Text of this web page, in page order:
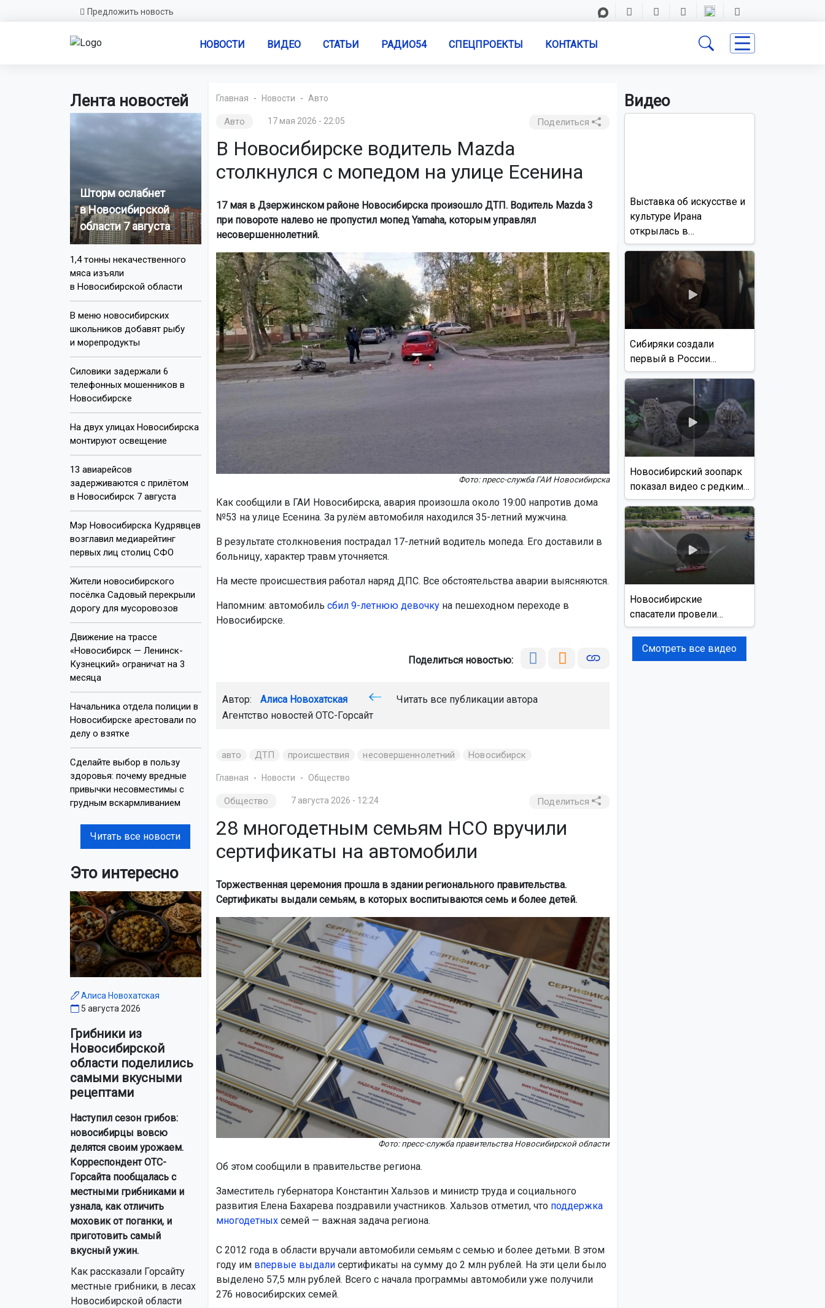
Предложить новость
НОВОСТИ ВИДЕО СТАТЬИ РАДИО54 СПЕЦПРОЕКТЫ КОНТАКТЫ
Лента новостей
Шторм ослабнет
в Новосибирской
области 7 августа
1,4 тонны некачественного
мяса изъяли
в Новосибирской области
В меню новосибирских
школьников добавят рыбу
и морепродукты
Силовики задержали 6
телефонных мошенников в
Новосибирске
На двух улицах Новосибирска
монтируют освещение
13 авиарейсов
задерживаются с прилётом
в Новосибирск 7 августа
Мэр Новосибирска Кудрявцев
возглавил медиарейтинг
первых лиц столиц СФО
Жители новосибирского
посёлка Садовый перекрыли
дорогу для мусоровозов
Движение на трассе
«Новосибирск — Ленинск-
Кузнецкий» ограничат на 3
месяца
Начальника отдела полиции в
Новосибирске арестовали по
делу о взятке
Сделайте выбор в пользу
здоровья: почему вредные
привычки несовместимы с
грудным вскармливанием
Читать все новости
Это интересно
Алиса Новохатская
5 августа 2026
Грибники из
Новосибирской
области поделились
самыми вкусными
рецептами
Наступил сезон грибов:
новосибирцы вовсю
делятся своим урожаем.
Корреспондент ОТС-
Горсайта пообщалась с
местными грибниками и
узнала, как отличить
моховик от поганки, и
приготовить самый
вкусный ужин.
Как рассказали Горсайту
местные грибники, в лесах
Новосибирской области
Главная Новости Авто
Авто 17 мая 2026 - 22:05 Поделиться
В Новосибирске водитель Mazda
столкнулся с мопедом на улице Есенина
17 мая в Дзержинском районе Новосибирска произошло ДТП. Водитель Mazda 3
при повороте налево не пропустил мопед Yamaha, которым управлял
несовершеннолетний.
Фото: пресс-служба ГАИ Новосибирска
Как сообщили в ГАИ Новосибирска, авария произошла около 19:00 напротив дома
№53 на улице Есенина. За рулём автомобиля находился 35-летний мужчина.
В результате столкновения пострадал 17-летний водитель мопеда. Его доставили в
больницу, характер травм уточняется.
На месте происшествия работал наряд ДПС. Все обстоятельства аварии выясняются.
Напомним: автомобиль сбил 9-летнюю девочкуна пешеходном переходе в
Новосибирске.
Поделиться новостью:
Автор: Алиса Новохатская
Читать все публикации автора
Агентство новостей ОТС-Горсайт
авто ДТП происшествия несовершеннолетний Новосибирск
Главная Новости Общество
Общество 7 августа 2026 - 12:24 Поделиться
28 многодетным семьям НСО вручили
сертификаты на автомобили
Торжественная церемония прошла в здании регионального правительства.
Сертификаты выдали семьям, в которых воспитываются семь и более детей.
Фото: пресс-служба правительства Новосибирской области
Об этом сообщили в правительстве региона.
Заместитель губернатора Константин Хальзов и министр труда и социального
развития Елена Бахарева поздравили участников. Хальзов отметил, что поддержка
многодетныхсемей — важная задача региона.
С 2012 года в области вручали автомобили семьям с семью и более детьми. В этом
году им впервые выдалисертификаты на сумму до 2 млн рублей. На эти цели было
выделено 57,5 млн рублей. Всего с начала программы автомобили уже получили
276 новосибирских семей.
Видео
Выставка об искусстве и
культуре Ирана
открылась в
Новосибирске
Сибиряки создали
первый в России
документальный фильм
с использованием ИИ
Новосибирский зоопарк
показал видео с редким
виверровым котом
Новосибирские
спасатели провели
учения на реке Обь
Смотреть все видео